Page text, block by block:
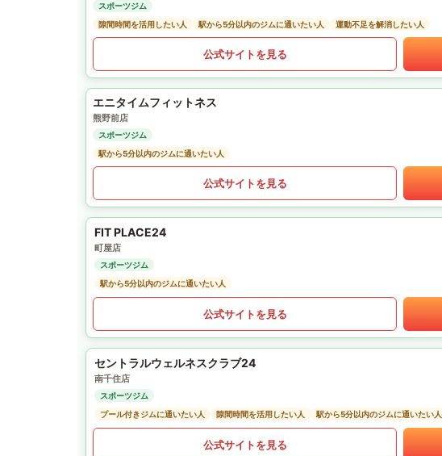
スポーツジム
隙間時間を活用したい人
駅から5分以内のジムに通いたい人 運動不足を解消したい人
公式サイトを見る
エニタイムフィットネス
熊野前店
スポーツジム
駅から5分以内のジムに通いたい人
公式サイトを見る
FIT PLACE24
町屋店
スポーツジム
駅から5分以内のジムに通いたい人
公式サイトを見る
セントラルウェルネスクラブ24
南千住店
スポーツジム
プール付きジムに通いたい人
隙間時間を活用したい人 駅から5分以内のジムに通いたい人
公式サイトを見る